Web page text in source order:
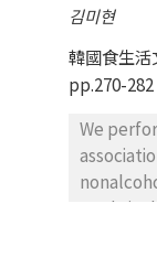
증가하 였
의 상호작
하된 간 기
제 쥐에서
것이라는
김미현
韓國食生活
pp.270-282
We
years